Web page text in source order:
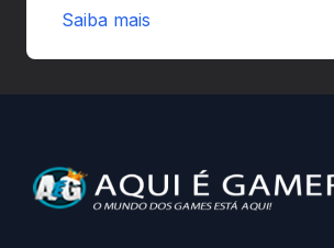
preload e avisa que quem usar
da Playground: negação do
medidas contra acessos não
Saiba mais